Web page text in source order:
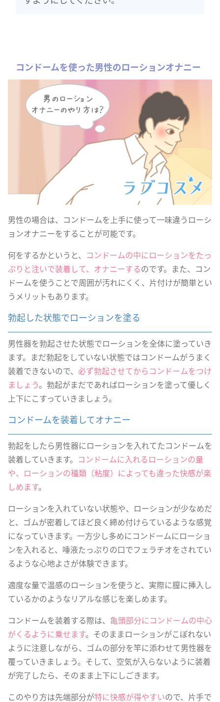
コンドームを使った男性のローションオナニー
男性の場合は、コンドームを上手に使って一味違うローシ
ョンオナニーをすることが可能です。
何をするかというと、 コンドームの中にローションをたっ
ぷりと注いで装着して、オナニーするのです。また、コン
ドームを使うことで周囲が汚れにくく、片付けが簡単とい
うメリットもあります。
勃起した状態でローションを塗る
男性器を勃起させた状態でローションを全体に塗っていき
ます。まだ勃起をしていない状態ではコンドームがうまく
装着できないので、 必ず勃起させてからコンドームをつけ
ましょう。勃起がまだであればローションを塗って優しく
上下にこすっていきましょう。
コンドームを装着してオナニー
勃起をしたら男性器にローションを入れてたコンドームを
装着していきます。 コンドームに入れるローションの量
や、ローションの種類（粘度）によっても違った快感が楽
しめます。
ローションを入れていない状態や、ローションが少なめだ
と、ゴムが密着してほど良く締め付けらているような感覚
になっていきます。一方少し多めにコンドームにローショ
ンを入れると、唾液たっぷりの口でフェラチオをされてい
るような心地よさが体験できます。
適度な量で温感のローションを使うと、実際に膣に挿入し
ているかのようなリアルな感じを楽しめます。
コンドームを装着する際は、 亀頭部分にコンドームの中心
がくるように乗せます。そのままローションがこぼれない
ように注意しながら、ゴムの部分を竿に添わせて男性器を
覆っていきましょう。そして、空気が入らないように装着
が完了したら、そのまま上下にしごきます。
このやり方は先端部分が特に快感が得やすいので、片手で